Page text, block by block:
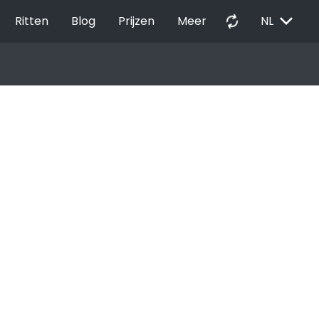
Ritten Blog Prijzen Meer autorenew NL EXPAND_MORE